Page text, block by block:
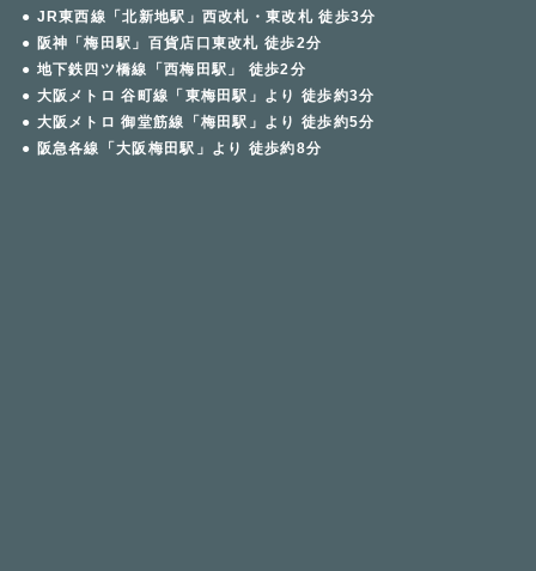
● JR東西線「北新地駅」西改札・東改札 徒歩3分
● 阪神「梅田駅」百貨店口東改札 徒歩2分
● 地下鉄四ツ橋線「西梅田駅」 徒歩2分
● 大阪メトロ 谷町線「東梅田駅」より 徒歩約3分
● 大阪メトロ 御堂筋線「梅田駅」より 徒歩約5分
● 阪急各線「大阪梅田駅」より 徒歩約8分